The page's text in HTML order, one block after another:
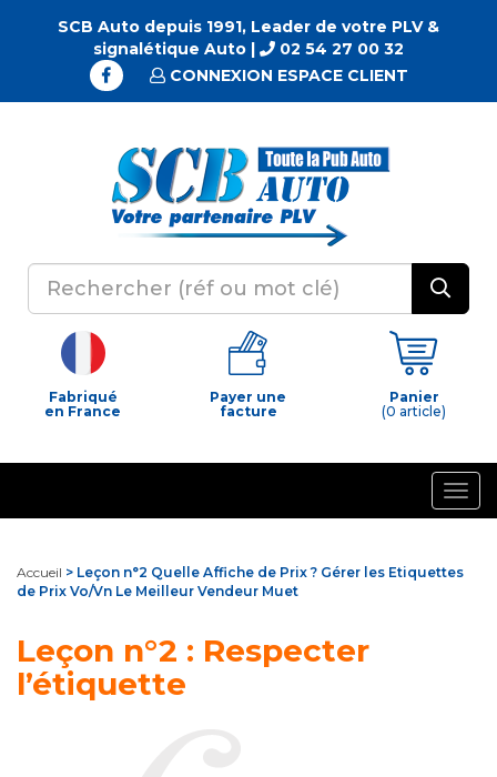
SCB Auto depuis 1991, Leader de votre PLV &
signalétique Auto |
02 54 27 00 32
CONNEXION ESPACE CLIENT
Fabriqué
en France
Payer une
facture
Panier
(0 article)
Accueil > Leçon n°2 Quelle Affiche de Prix ? Gérer les Etiquettes
de Prix Vo/Vn Le Meilleur Vendeur Muet
Leçon n°2 : Respecter
l’étiquette